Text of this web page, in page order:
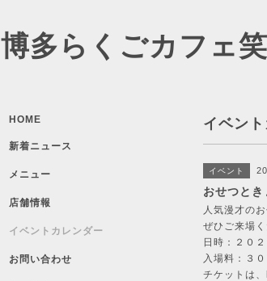
博多らくごカフェ
イベン
イベント
おせつとき
人気漫才の
ぜひご来場く
日時：２０
入場料：３
チケットは
HOME
新着ニュース
メニュー
店舗情報
イベントカレンダー
お問い合わせ